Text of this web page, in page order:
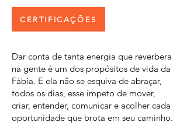
CERTIFICAÇÕES
Dar conta de tanta energia que reverbera
na gente é um dos propósitos de vida da
Fábia. E ela não se esquiva de abraçar,
todos os dias, esse ímpeto de mover,
criar, entender, comunicar e acolher cada
oportunidade que brota em seu caminho.